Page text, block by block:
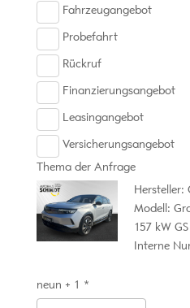
Fahrzeugangebot
Probefahrt
Rückruf
Finanzierungsangebot
Leasingangebot
Versicherungsangebot
Thema der Anfrage
Hersteller:
Modell:
157 kW GS
Interne
neun + 1 *